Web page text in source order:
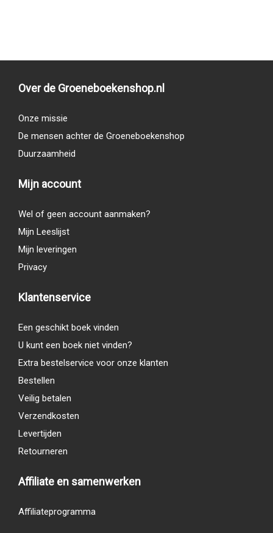
Over de Groeneboekenshop.nl
Onze missie
De mensen achter de Groeneboekenshop
Duurzaamheid
Mijn account
Wel of geen account aanmaken?
Mijn Leeslijst
Mijn leveringen
Privacy
Klantenservice
Een geschikt boek vinden
U kunt een boek niet vinden?
Extra bestelservice voor onze klanten
Bestellen
Veilig betalen
Verzendkosten
Levertijden
Retourneren
Affiliate en samenwerken
Affiliateprogramma